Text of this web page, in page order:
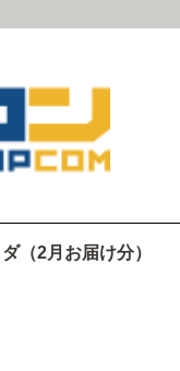
（2月お届け分）